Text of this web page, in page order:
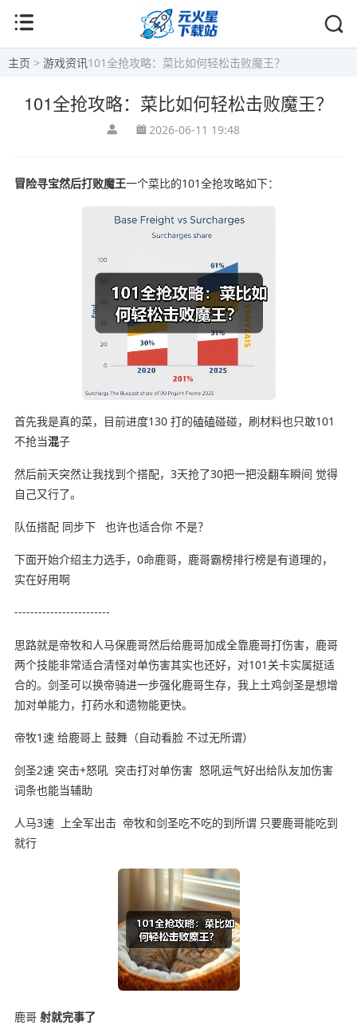
主页 > 游戏资讯101全抢攻略：菜比如何轻松击败魔王？
101全抢攻略：菜比如何轻松击败魔王？
2026-06-11 19:48
冒险寻宝然后打败魔王一个菜比的101全抢攻略如下：
首先我是真的菜，目前进度130 打的磕磕碰碰，刷材料也只敢101
不抢当混子
然后前天突然让我找到个搭配，3天抢了30把一把没翻车瞬间 觉得
自己又行了。
队伍搭配 同步下 也许也适合你 不是？
下面开始介绍主力选手，0命鹿哥，鹿哥霸榜排行榜是有道理的，
实在好用啊
------------------------
思路就是帝牧和人马保鹿哥然后给鹿哥加成全靠鹿哥打伤害，鹿哥
两个技能非常适合清怪对单伤害其实也还好，对101关卡实属挺适
合的。剑圣可以换帝骑进一步强化鹿哥生存，我上土鸡剑圣是想增
加对单能力，打药水和遗物能更快。
帝牧1速 给鹿哥上 鼓舞（自动看脸 不过无所谓）
剑圣2速 突击+怒吼 突击打对单伤害 怒吼运气好出给队友加伤害
词条也能当辅助
人马3速 上全军出击 帝牧和剑圣吃不吃的到所谓 只要鹿哥能吃到
就行
鹿哥 射就完事了